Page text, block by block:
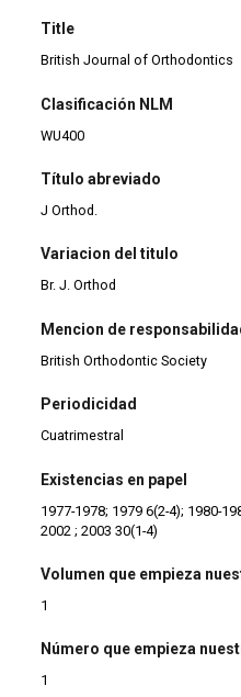
Title
British Journal of Orthodontics
Clasificación NLM
WU400
Título abreviado
J Orthod.
Variacion del titulo
Br. J. Orthod
Mencion de
British Orthodontic Society
Periodicidad
Cuatrimestral
Existencias en papel
1977-1978; 1979 6(2-4); 1980-
2002 ; 2003 30(1-4)
Volumen que empieza
1
Número que empieza
1